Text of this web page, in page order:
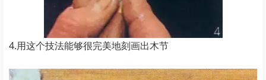
4.用这个技法能够很完美地刻画出木节